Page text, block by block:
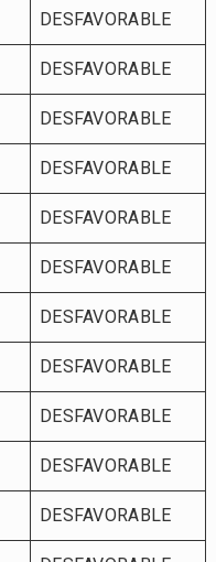
DESFAVORABLE
DESFAVORABLE
DESFAVORABLE
DESFAVORABLE
DESFAVORABLE
DESFAVORABLE
DESFAVORABLE
DESFAVORABLE
DESFAVORABLE
DESFAVORABLE
DESFAVORABLE